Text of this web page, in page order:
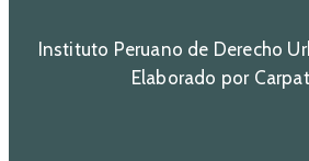
Instituto Peruano de Derecho
Elaborado por